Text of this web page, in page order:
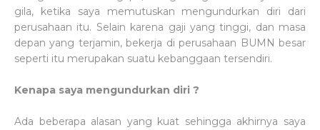
gila, ketika saya memutuskan mengundurkan diri dari
perusahaan itu. Selain karena gaji yang tinggi, dan masa
depan yang terjamin, bekerja di perusahaan BUMN besar
seperti itu merupakan suatu kebanggaan tersendiri.
Kenapa saya mengundurkan diri ?
Ada beberapa alasan yang kuat sehingga akhirnya saya